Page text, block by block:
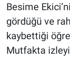
Besime
gördüğü ve
kaybettiği
Mutfakta